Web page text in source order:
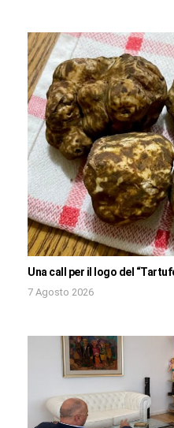
Una call per il logo del
7 Agosto 2026